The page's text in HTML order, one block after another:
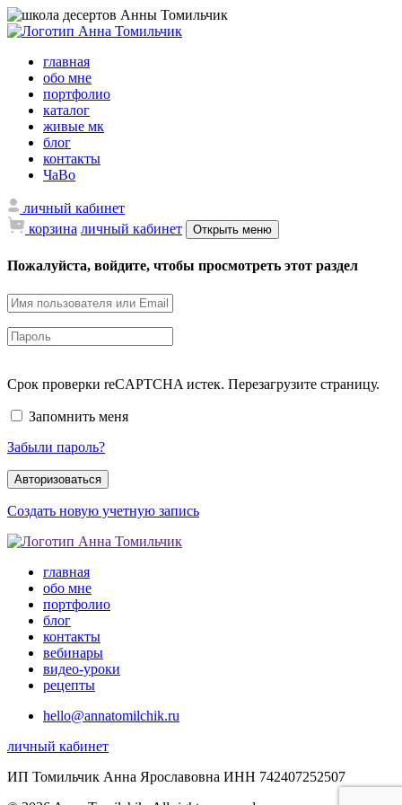
главная
обо мне
портфолио
каталог
живые мк
блог
контакты
ЧаВо
личный кабинет
корзина личный кабинет Открыть меню
Пожалуйста, войдите, чтобы просмотреть этот раздел
Срок проверки reCAPTCHA истек. Перезагрузите страницу.
Запомнить меня
Забыли пароль?
Создать новую учетную запись
главная
обо мне
портфолио
блог
контакты
вебинары
видео-уроки
рецепты
hello@annatomilchik.ru
личный кабинет
ИП Томильчик Анна Ярославовна ИНН 742407252507